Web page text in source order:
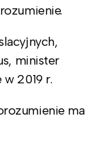
minister
2019 r.
ma